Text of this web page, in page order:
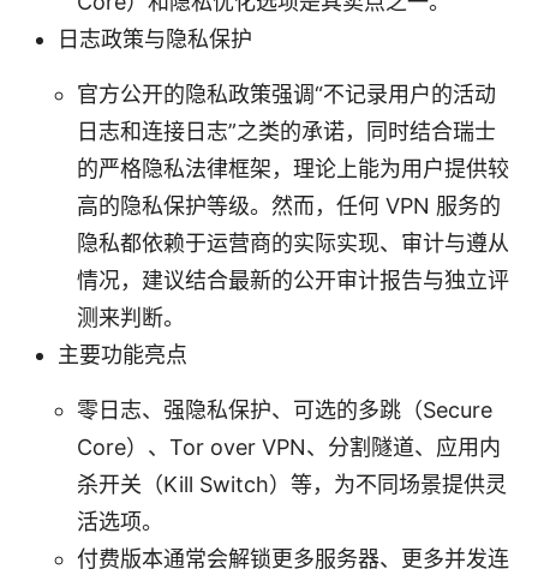
日志政策与隐私保护
官方公开的隐私政策强调“不记录用户的活动
日志和连接日志”之类的承诺，同时结合瑞士
的严格隐私法律框架，理论上能为用户提供较
高的隐私保护等级。然而，任何 VPN 服务的
隐私都依赖于运营商的实际实现、审计与遵从
情况，建议结合最新的公开审计报告与独立评
测来判断。
主要功能亮点
零日志、强隐私保护、可选的多跳（Secure
Core）、Tor over VPN、分割隧道、应用内
杀开关（Kill Switch）等，为不同场景提供灵
活选项。
付费版本通常会解锁更多服务器、更多并发连